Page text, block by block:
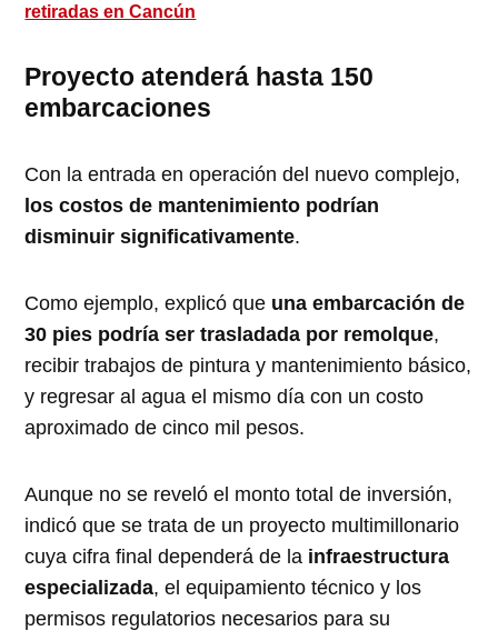
retiradas en Cancún
Proyecto atenderá hasta 150
embarcaciones
Con la entrada en operación del nuevo complejo,
los costos de mantenimiento podrían
disminuir significativamente.
Como ejemplo, explicó que una embarcación de
30 pies podría ser trasladada por remolque,
recibir trabajos de pintura y mantenimiento básico,
y regresar al agua el mismo día con un costo
aproximado de cinco mil pesos.
Aunque no se reveló el monto total de inversión,
indicó que se trata de un proyecto multimillonario
cuya cifra final dependerá de la infraestructura
especializada, el equipamiento técnico y los
permisos regulatorios necesarios para su